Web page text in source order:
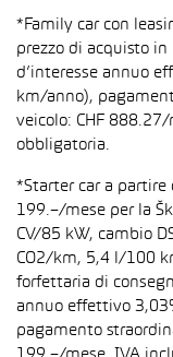
*Family car con
prezzo di acquisto in
d’interesse annuo
km/anno),
veicolo: CHF
obbligatoria.
*Starter car a partire
199.–/mese per la
CV/85 kW, cambio
CO2/km, 5,4 l/100
forfettaria di
annuo effettivo
pagamento